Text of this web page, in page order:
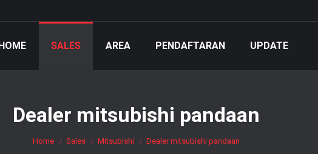
SALES AREA PENDAFTARAN UPDATE
Dealer mitsubishi pandaan
You are here:
Home Sales Mitsubishi Dealer mitsubishi pandaan